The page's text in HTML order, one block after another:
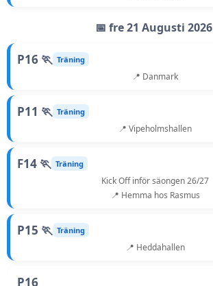
📅 fre 21 Augusti 2026
P16 🏃 Träning
📍 Danmark
P11 🏃 Träning
📍 Vipeholmshallen
F14 🏃 Träning
Kick Off inför säongen 26/27
📍 Hemma hos Rasmus
P15 🏃 Träning
📍 Heddahallen
P16